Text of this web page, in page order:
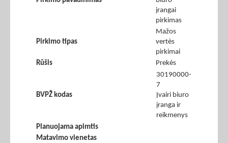
įrangai
pirkimas
Pirkimo tipas
Mažos
vertės
pirkimai
Rūšis
Prekės
BVPŽ kodas
30190000-
7
Įvairi biuro
įranga ir
reikmenys
Planuojama apimtis
Matavimo vienetas